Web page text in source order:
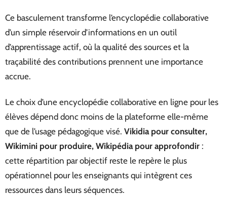
Ce basculement transforme l’encyclopédie collaborative
d’un simple réservoir d’informations en un outil
d’apprentissage actif, où la qualité des sources et la
traçabilité des contributions prennent une importance
accrue.
Le choix d’une encyclopédie collaborative en ligne pour les
élèves dépend donc moins de la plateforme elle-même
que de l’usage pédagogique visé. Vikidia pour consulter,
Wikimini pour produire, Wikipédia pour approfondir :
cette répartition par objectif reste le repère le plus
opérationnel pour les enseignants qui intègrent ces
ressources dans leurs séquences.